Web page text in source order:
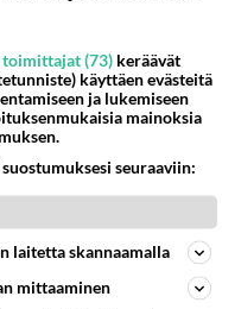
Vastattu 1v
ja ihmettelin
suorissa
Vastattu 1v
toimittajat (73) keräävät
käyttäen evästeitä
ja lukemiseen
mainoksia
seuraaviin:
laitetta skannaamalla
mittaaminen